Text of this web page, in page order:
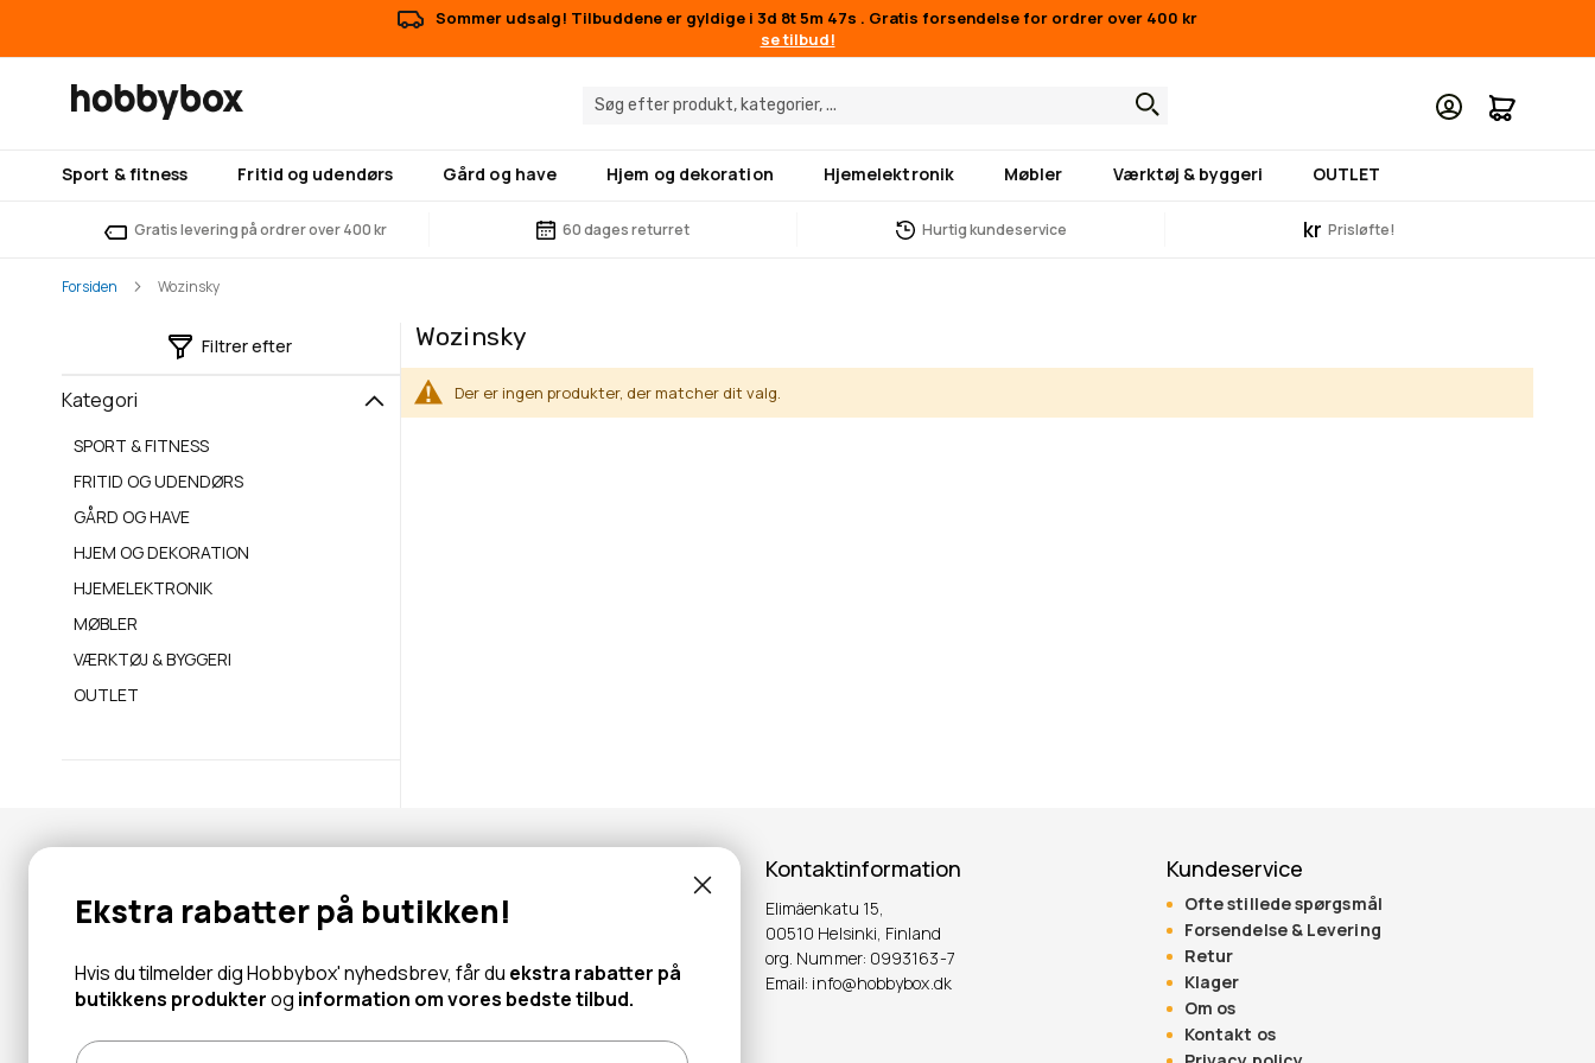
Sommer udsalg! Tilbuddene er gyldige i 3d 8t 5m 46s . Gratis forsendelse for ordrer over 400 kr
se tilbud!
Min
Sport & fitness Fritid og udendørs Gård og have Hjem og dekoration Hjemelektronik Møbler Værktøj & byggeri OUTLET
Gratis levering på ordrer over 400 kr 60 dages returret Hurtig kundeservice kr Prisløfte!
Forsiden Wozinsky
Wozinsky
Der er ingen produkter, der matcher dit valg.
Filtrer efter
Kategori
SPORT & FITNESS
FRITID OG UDENDØRS
GÅRD OG HAVE
HJEM OG DEKORATION
HJEMELEKTRONIK
MØBLER
VÆRKTØJ & BYGGERI
OUTLET
Abonner for at modtage tilbud og information om nye produkter!
OK
Læs mere
Kontaktinformation
Elimäenkatu 15,
00510 Helsinki, Finland
org. Nummer: 0993163-7
Email: info@hobbybox.dk
Kundeservice
Ofte stillede spørgsmål
Forsendelse & Levering
Retur
Klager
Om os
Kontakt os
Ekstra rabatter på butikken!
Hvis du tilmelder dig Hobbybox' nyhedsbrev, får du ekstra rabatter på
butikkens produkterog information om vores bedste tilbud.